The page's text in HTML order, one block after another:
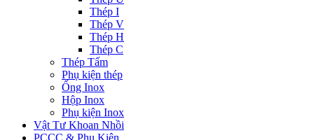
Thép I
Thép V
Thép H
Thép C
Thép Tấm
Phụ kiện thép
Ống Inox
Hộp Inox
Phụ kiện Inox
Vật Tư Khoan Nhồi
PCCC & Phụ Kiện